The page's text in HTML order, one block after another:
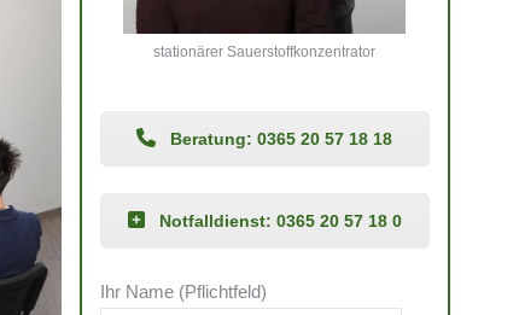
stationärer Sauerstoffkonzentrator
Beratung: 0365 20 57 18 18
Notfalldienst: 0365 20 57 18 0
Ihr Name (Pflichtfeld)